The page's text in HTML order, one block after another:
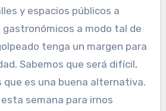
y espacios públicos a
gastronómicos a modo tal de
tenga un margen para
Sabemos que será difícil,
que es una buena alternativa.
semana para irnos